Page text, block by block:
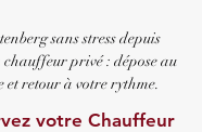
sans stress depuis
chauffeur privé : dépose au
et retour à votre rythme.
votre Chauffeur